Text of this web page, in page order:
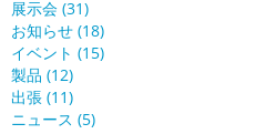
展示会 (31)
お知らせ (18)
イベント (15)
製品 (12)
出張 (11)
ニュース (5)